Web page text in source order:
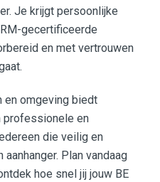
Je krijgt persoonlijke
gecertificeerde
en met vertrouwen
en omgeving biedt
professionele en
die veilig en
Plan vandaag
hoe snel jij jouw BE